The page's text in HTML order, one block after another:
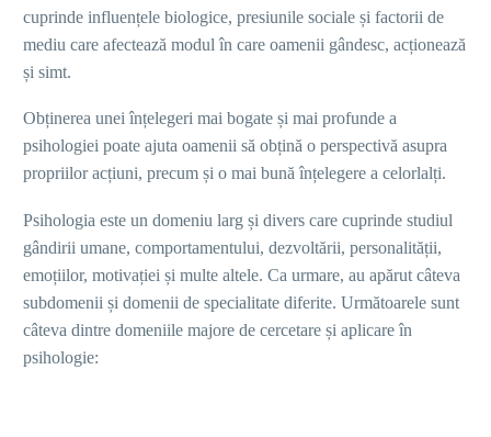
cuprinde influențele biologice, presiunile sociale și factorii de
mediu care afectează modul în care oamenii gândesc, acționează
și simt.
Obținerea unei înțelegeri mai bogate și mai profunde a
psihologiei poate ajuta oamenii să obțină o perspectivă asupra
propriilor acțiuni, precum și o mai bună înțelegere a celorlalți.
Psihologia este un domeniu larg și divers care cuprinde studiul
gândirii umane, comportamentului, dezvoltării, personalității,
emoțiilor, motivației și multe altele. Ca urmare, au apărut câteva
subdomenii și domenii de specialitate diferite. Următoarele sunt
câteva dintre domeniile majore de cercetare și aplicare în
psihologie: